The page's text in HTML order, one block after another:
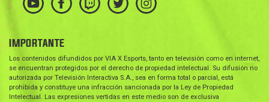
IMPORTANTE
Los contenidos difundidos por VIA X Esports, tanto en televisión como en internet,
se encuentran protegidos por el derecho de propiedad intelectual. Su difusión no
autorizada por Televisión Interactiva S.A., sea en forma total o parcial, está
prohibida y constituye una infracción sancionada por la Ley de Propiedad
Intelectual. Las expresiones vertidas en este medio son de exclusiva